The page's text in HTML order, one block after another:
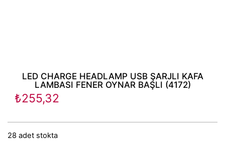
LED CHARGE HEADLAMP USB ŞARJLI KAFA
LAMBASI FENER OYNAR BAŞLI (4172)
₺255,32
28 adet stokta